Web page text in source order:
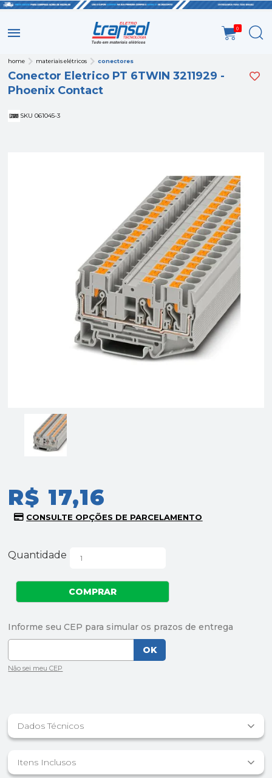
0
home materiais elétricos conectores
Conector Eletrico PT 6TWIN 3211929 -
Phoenix Contact
SKU 061045-3
R$ 17,16
Quantidade
Dados Técnicos
Itens Inclusos